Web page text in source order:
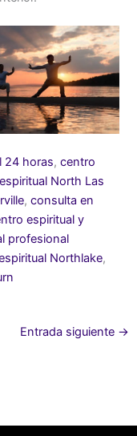
24 horas,centro
North Las
,consulta en
espiritual y
profesional
Northlake,
Entrada siguiente →